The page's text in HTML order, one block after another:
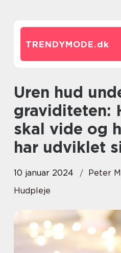
TRENDYMODE.dk
Uren hud under
graviditeten:
skal vide og
har udviklet
10 januar 2024
Peter
Hudpleje